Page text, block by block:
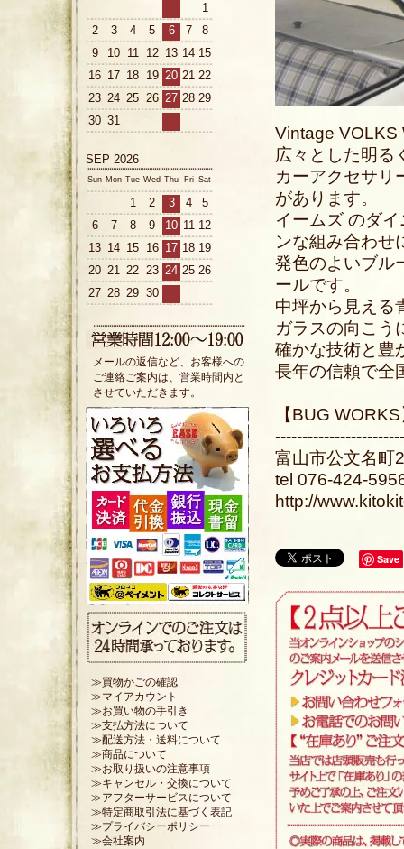
Vintage VOLKS
広々とした明る
カーアクセサリ
があります。
イームズ のダ
ンな組み合わせ
発色のよいブル
ールです。
中坪から見える
ガラスの向こう
確かな技術と豊
長年の信頼で全
【BUG
富山市公文名町
tel 076-424-
http://
Save
1
2
3 4 5 6 7
8
9
10 11 12 13 14 15
16 17 18 19 20 21 22
23 24 25 26 27 28 29
30 31
SEP 2026
Sun Mon Tue Wed Thu Fri Sat
1 2 3 4
5
6
7 8 9 10 11 12
13 14 15 16 17 18 19
20 21 22 23 24 25 26
27 28 29 30
メールの返信など、お客様への
ご連絡ご案内は、営業時間内と
させていただきます。
≫買物かごの確認
≫マイアカウント
≫お買い物の手引き
≫支払方法について
≫配送方法・送料について
≫商品について
≫お取り扱いの注意事項
≫キャンセル・交換について
≫アフターサービスについて
≫特定商取引法に基づく表記
≫プライバシーポリシー
≫会社案内